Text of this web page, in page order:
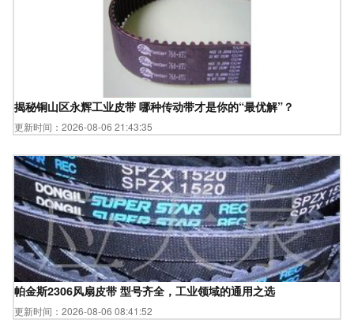
揭秘铜山区永辉工业皮带 哪种传动带才是你的“最优解”？
更新时间：2026-08-06 21:43:35
帕金斯2306风扇皮带 型号齐全，工业领域的通用之选
更新时间：2026-08-06 08:41:52